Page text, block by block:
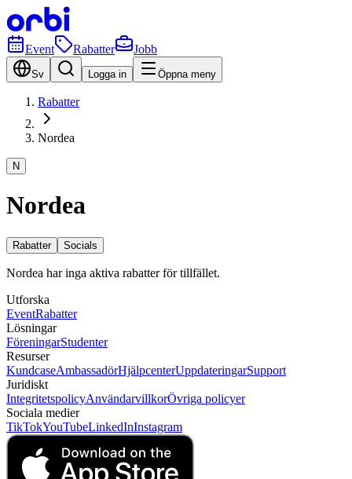
Event Rabatter Jobb
Sv Logga in Öppna meny
Rabatter
Nordea
N
Nordea
Rabatter Socials
Nordea har inga aktiva rabatter för tillfället.
Utforska
EventRabatter
Lösningar
FöreningarStudenter
Resurser
KundcaseAmbassadörHjälpcenterUppdateringarSupport
Juridiskt
IntegritetspolicyAnvändarvillkorÖvriga policyer
Sociala medier
TikTokYouTubeLinkedInInstagram